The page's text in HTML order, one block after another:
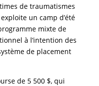
de traumatismes
un camp d’été
mixte de
à l’intention des
de placement
de 5 500 $, qui